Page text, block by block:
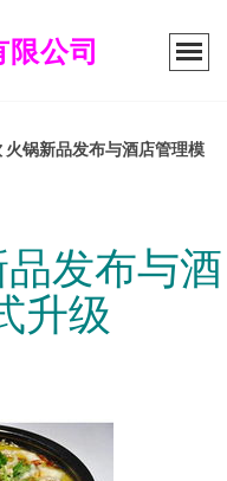
公司
火锅新品发布与酒店管理模
发布与酒
升级